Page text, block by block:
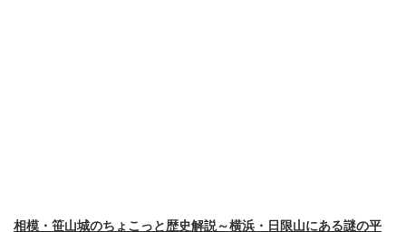
相模・笹山城のちょこっと歴史解説～横浜・日限山にある謎の平